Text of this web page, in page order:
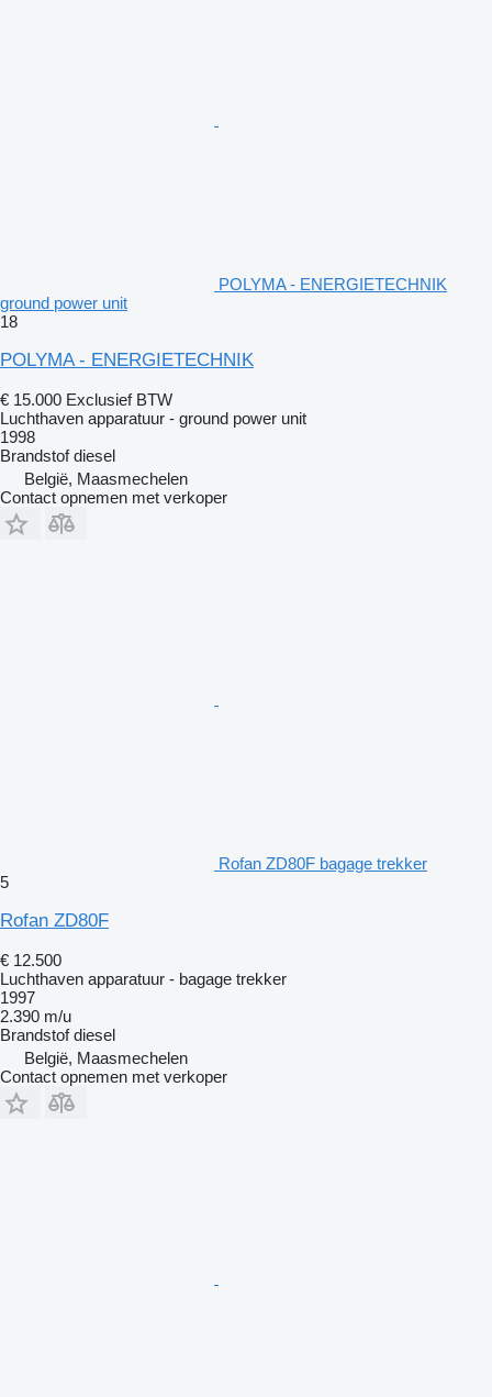
POLYMA - ENERGIETECHNIK
ground power unit
18
POLYMA - ENERGIETECHNIK
€ 15.000 Exclusief BTW
Luchthaven apparatuur - ground power unit
1998
Brandstof diesel
België, Maasmechelen
Contact opnemen met verkoper
Rofan ZD80F bagage trekker
5
Rofan ZD80F
€ 12.500
Luchthaven apparatuur - bagage trekker
1997
2.390 m/u
Brandstof diesel
België, Maasmechelen
Contact opnemen met verkoper